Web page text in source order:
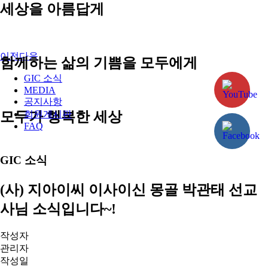
세상을 아름답게
함께하는 삶의 기쁨을 모두에게
모두가 행복한 세상
이전다음
GIC 소식
MEDIA
공지사항
회원게시판
FAQ
GIC 소식
(사) 지아이씨 이사이신 몽골 박관태 선교
사님 소식입니다~!
작성자
관리자
작성일